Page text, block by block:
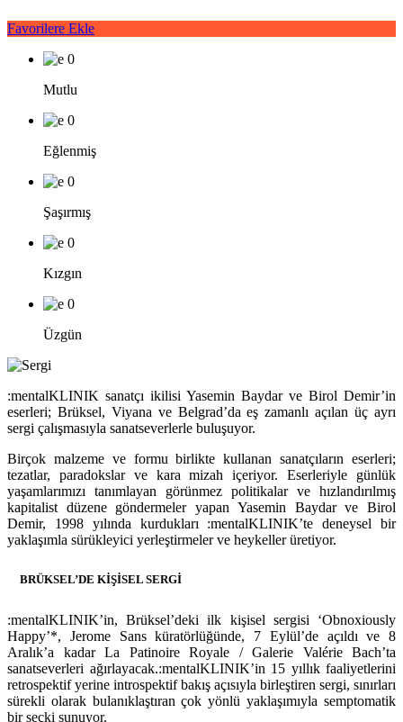
Favorilere Ekle
0
Mutlu
0
Eğlenmiş
0
Şaşırmış
0
Kızgın
0
Üzgün
:mentalKLINIK sanatçı ikilisi Yasemin Baydar ve Birol Demir’in
eserleri; Brüksel, Viyana ve Belgrad’da eş zamanlı açılan üç ayrı
sergi çalışmasıyla sanatseverlerle buluşuyor.
Birçok malzeme ve formu birlikte kullanan sanatçıların eserleri;
tezatlar, paradokslar ve kara mizah içeriyor. Eserleriyle günlük
yaşamlarımızı tanımlayan görünmez politikalar ve hızlandırılmış
kapitalist düzene göndermeler yapan Yasemin Baydar ve Birol
Demir, 1998 yılında kurdukları :mentalKLINIK’te deneysel bir
yaklaşımla sürükleyici yerleştirmeler ve heykeller üretiyor.
BRÜKSEL’DE KİŞİSEL SERGİ
:mentalKLINIK’in, Brüksel’deki ilk kişisel sergisi ‘Obnoxiously
Happy’*, Jerome Sans küratörlüğünde, 7 Eylül’de açıldı ve 8
Aralık’a kadar La Patinoire Royale / Galerie Valérie Bach’ta
sanatseverleri ağırlayacak.:mentalKLINIK’in 15 yıllık faaliyetlerini
retrospektif yerine introspektif bakış açısıyla birleştiren sergi, sınırları
sürekli olarak bulanıklaştıran çok yönlü yaklaşımıyla semptomatik
bir seçki sunuyor.